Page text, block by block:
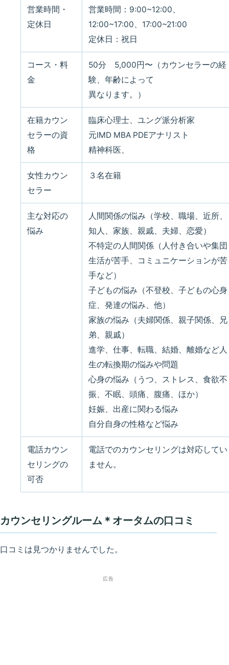
営業時間・
定休日
営業時間：9:00~12:00、
12:00~17:00、17:00~21:00
定休日：祝日
コース・料
金
50分 5,000円〜（カウンセラーの経
験、年齢によって
異なります。）
在籍カウン
セラーの資
格
臨床心理士、ユング派分析家
元IMD MBA PDEアナリスト
精神科医、
女性カウン
セラー
３名在籍
主な対応の
悩み
人間関係の悩み（学校、職場、近所、
知人、家族、親戚、夫婦、恋愛）
不特定の人間関係（人付き合いや集団
生活が苦手、コミュニケーションが苦
手など）
子どもの悩み（不登校、子どもの心身
症、発達の悩み、他）
家族の悩み（夫婦関係、親子関係、兄
弟、親戚）
進学、仕事、転職、結婚、離婚など人
生の転換期の悩みや問題
心身の悩み（うつ、ストレス、食欲不
振、不眠、頭痛、腹痛、ほか）
妊娠、出産に関わる悩み
自分自身の性格など悩み
電話カウン
セリングの
可否
電話でのカウンセリングは対応してい
ません。
カウンセリングルーム＊オータムの口コミ
口コミは見つかりませんでした。
広告